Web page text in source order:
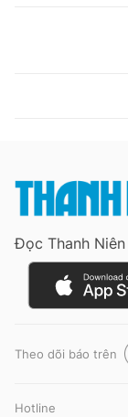
Đọc Thanh
Theo dõi báo trên
Hotline